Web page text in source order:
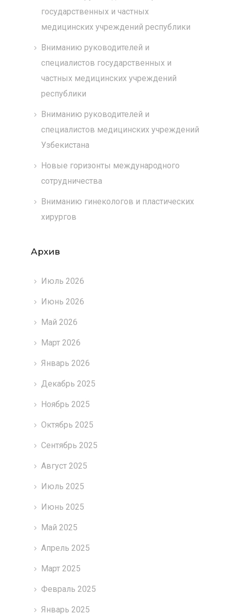
государственных и частных
медицинских учреждений республики
Вниманию руководителей и
специалистов государственных и
частных медицинских учреждений
республики
Вниманию руководителей и
специалистов медицинских учреждений
Узбекистана
Новые горизонты международного
сотрудничества
Вниманию гинекологов и пластических
хирургов
Архив
Июль 2026
Июнь 2026
Май 2026
Март 2026
Январь 2026
Декабрь 2025
Ноябрь 2025
Октябрь 2025
Сентябрь 2025
Август 2025
Июль 2025
Июнь 2025
Май 2025
Апрель 2025
Март 2025
Февраль 2025
Январь 2025